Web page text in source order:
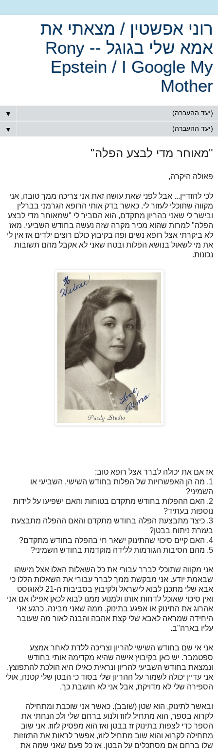
רוני אפשטין / מצאתי את
אמא שלי בגוגל -- Rony
Epstein / I Google My
Mother
▼
▼
"מאוחר מדי לבצע הפלה"
פאולה היקרה,
לכי להזדיין... אבל לפני שאת עושה זאת אני צריכה ממך טובה, אני
מקווה שתוכלי לעזור לי. כאשר בדק אותי הרופא הגרמני בברלין
ובישר לי שאני בהריון מתקדם, הוא הסביר לי "שמאוחר מדי לבצע
הפלה" למרות שהוא מכיר מקרה שזה נעשה בחודש השביעי. מאז
לא ביקרתי אצל רופא נשים ופה בקיבוץ כולם רוצים ילדים אז אין לי
את מי לשאול בנושא הפלות ובטח שאני לא אקבל מהם תשובות
נכונות.
אז אם את יכולה לברר אצל רופא טוב:
1. מה הן האפשרויות של הפלות בחודש השישי, השביעי או
השמיני?
2. האם ההפלות בחודש מתקדם בטוחות והאם ישפיעו על לידות
נוספות בעתיד?
3. כיצד מתבצעת הפלה בחודש מתקדם והאם ההפלה מתבצעת
בעזרת ניתוח בבטן?
4. האם קיים סיכוי שהתינוק ישאר חי בהפלה בחודש מתקדם?
5. מהם הסיבות הגורמות ללידה מוקדמת בחודש השמיני?
אני מקווה שתוכלי לברר עבורי את כל השאלות האלו אצל מישהו
שבאמת יודע. אני מבקשת ממך לברר עבורי את השאלות הללו כי
אבא שלי מתכנן לבוא לישראל ולקיבוץ בסביבות ה-21 לאוגוסט
ואין סיכוי שאוכל לדחות אותו ולמנוע ממנו לבוא לכאן אפילו אם אני
אהרוג את התינוק או אפגע בתינוק. ממה שאני מבינה, כרגע אני
היחידה שמראה לאבא שלי קצת אהבה והבנה לאור מה שעובר
עליו בארה"ב.
אני אי שם בחודש השישי להריון וצריכה ללדת לאחר אמצע
ספטמבר. יש כאן בקיבוץ אישה שהיא מקדימה אותי בחודש
ונמצאת בחודש השביעי להריון ונראית כאילו היא הולכת להתפוצץ.
אני עדיין יכולה לשמור על ההריון שלי בסוד כי הבטן שלי קטנה, אולי
הספירה שלי לא מדויקת, אבל אני לא חושבת כך.
ובאשר לתינוק, הוא שטן (שובב). כאשר אני שוכבת ומתחילה
לקרוא בספר, הוא מתחיל לזוז ולנוע ברחם שלי ולכ הנחתי את
הספר כדי לצפות בתינוק זז בבטן ואז הוא מפסיק לזוז. אני שוב
מתחילה לקרוא והוא שוב מתחיל לזוז, אפשר לראות את התזוזות
שלו ברחם אם מסתכלים על הבטן. אז כל פעם שאני שמה את